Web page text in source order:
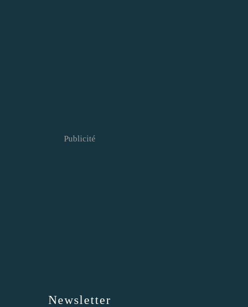
Newsletter
Publicité